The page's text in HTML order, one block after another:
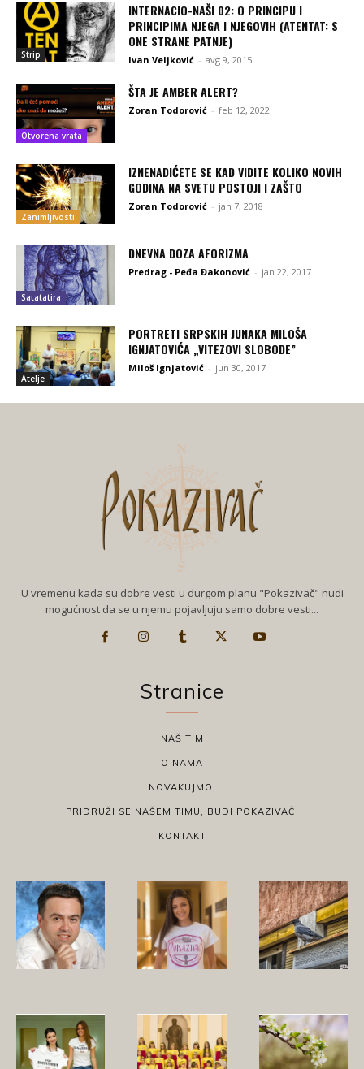
Strip
INTERNACIO-NAŠI 02: O PRINCIPU I
PRINCIPIMA NJEGA I NJEGOVIH (ATENTAT: S
ONE STRANE PATNJE)
Ivan Veljković - avg 9, 2015
Otvorena vrata
ŠTA JE AMBER ALERT?
Zoran Todorović - feb 12, 2022
Zanimljivosti
IZNENADIĆETE SE KAD VIDITE KOLIKO NOVIH
GODINA NA SVETU POSTOJI I ZAŠTO
Zoran Todorović - jan 7, 2018
Satatatira
DNEVNA DOZA AFORIZMA
Predrag - Peđa Đakonović - jan 22, 2017
Atelje
PORTRETI SRPSKIH JUNAKA MILOŠA
IGNJATOVIĆA „VITEZOVI SLOBODE”
Miloš Ignjatović - jun 30, 2017
U vremenu kada su dobre vesti u durgom planu "Pokazivač" nudi
mogućnost da se u njemu pojavljuju samo dobre vesti...
Stranice
NAŠ TIM
O NAMA
NOVAKUJMO!
PRIDRUŽI SE NAŠEM TIMU, BUDI POKAZIVAČ!
KONTAKT